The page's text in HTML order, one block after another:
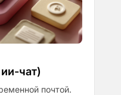
чат)
почтой.